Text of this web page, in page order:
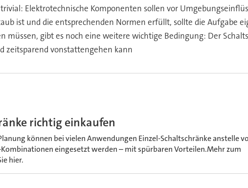
Elektrotechnische Komponenten sollen vor
ist und die entsprechenden Normen erfüllt, sollte die Aufgabe
müssen, gibt es noch eine weitere wichtige Bedingung: Der
zeitsparend vonstattengehen kann
richtig einkaufen
können bei vielen Anwendungen Einzel-Schaltschränke anstelle
eingesetzt werden – mit spürbaren Vorteilen.Mehr zum
hier.